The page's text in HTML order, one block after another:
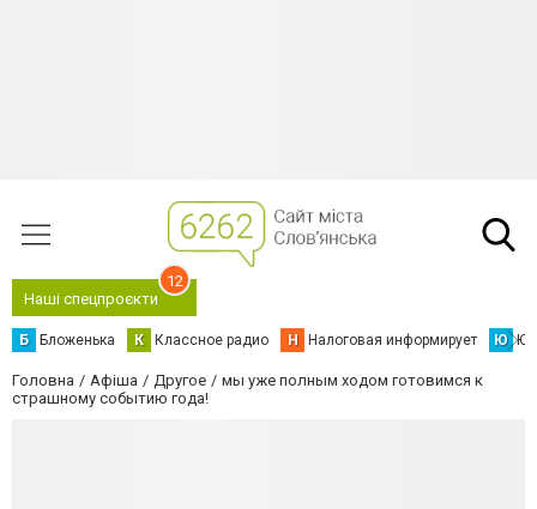
Наші спецпроєкти
12
Б Бложенька К Классное радио Н Налоговая информирует Ю
Головна Афіша Другое
мы уже полным ходом готовимся к
страшному событию года!